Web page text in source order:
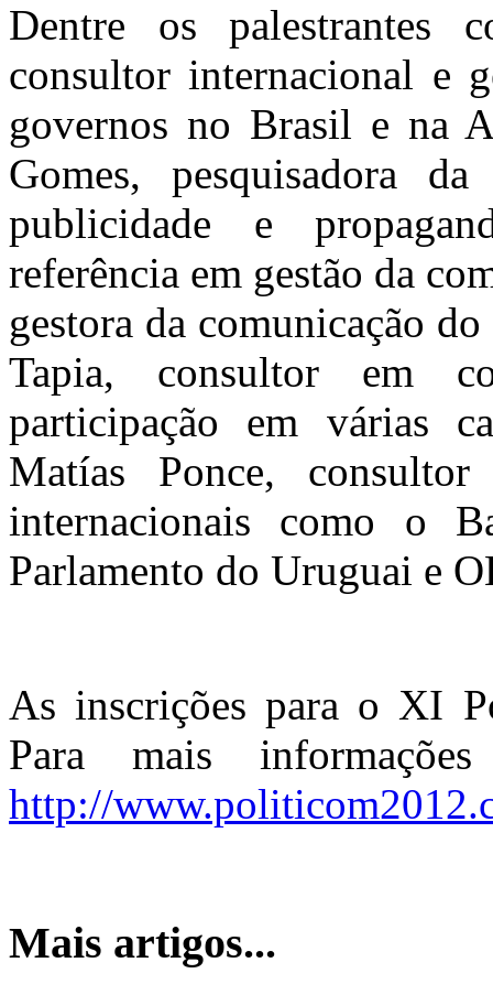
Dentre os palestrantes
consultor internacional e
governos no Brasil e na
Gomes, pesquisadora
publicidade e
referência em gestão da
gestora da comunicação
Tapia, consultor em
participação em várias
Matías Ponce,
internacionais como o
Parlamento do Uruguai e
As inscrições para o XI
Para mais
http://
Mais artigos...